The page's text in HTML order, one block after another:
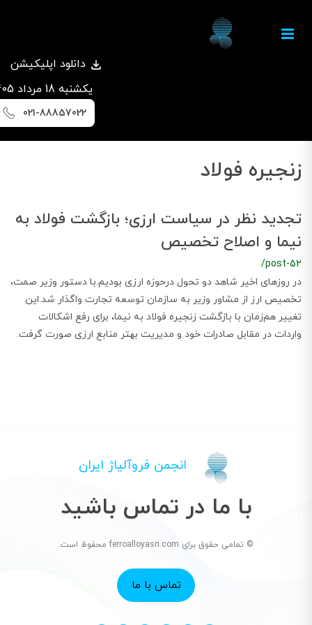
دانلود اپلیکیشن
يكشنبه 18 مرداد 1405
021-88857022
زنجیره فولاد
تجدید نظر در سیاست‌ ارزی؛ بازگشت فولاد به
نیما و اصلاح تخصیص
/post-52
در روزهای اخیر شاهد دو تحول درحوزه ارزی بودیم.با دستور وزیر صمت،
تخصیص ارز از مشاور وزیر به سازمان توسعه تجارت واگذار شد.این
تغییر هم‌زمان با بازگشت زنجیره فولاد به نیما، برای رفع اشکالات
واردات در مقابل صادرات خود و مدیریت بهتر منابع ارزی صورت گرفت.
انجمن فروآلیاژ ایران
با ما در تماس باشید
© تمامی حقوق برای ferroalloyasn.com محفوظ است.
تماس با ما